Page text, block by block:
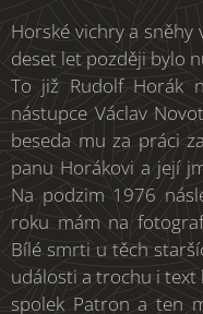
Horské vichry a sněhy
deset let později bylo
To již Rudolf Horák
nástupce Václav
beseda mu za práci
panu Horákovi a její
Na podzim 1976
roku mám na
Bílé smrti u těch
události a trochu i text
spolek Patron a ten